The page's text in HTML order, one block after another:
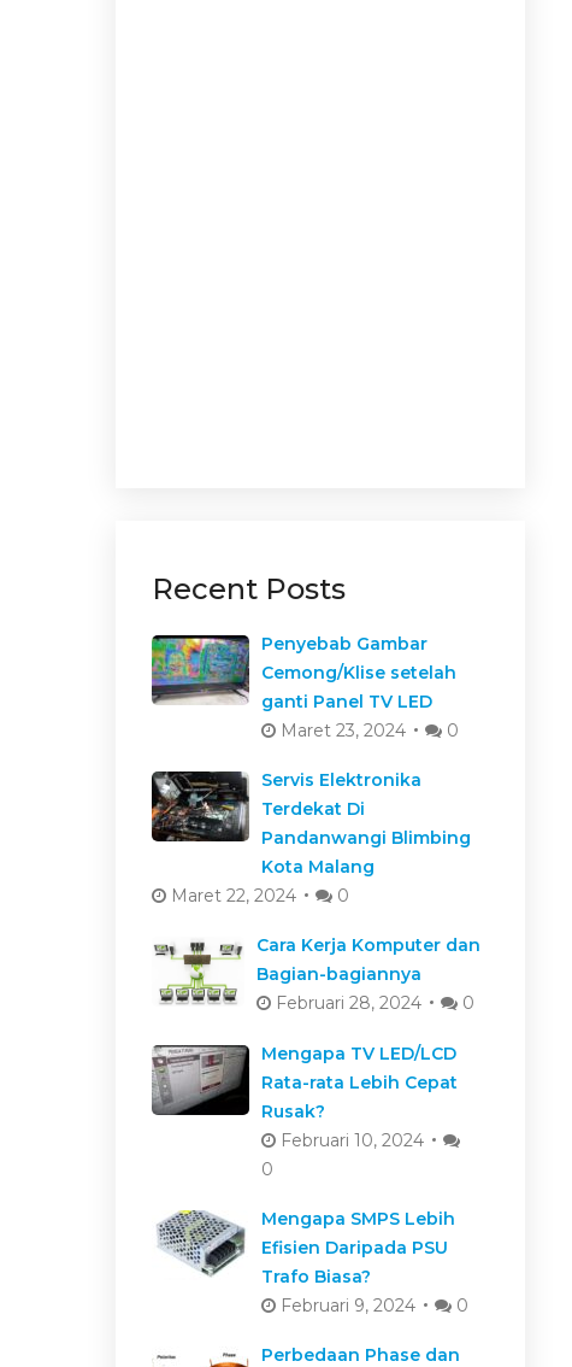
Recent Posts
Penyebab Gambar
Cemong/Klise setelah
ganti Panel TV LED
Maret 23, 2024
0
Servis Elektronika
Terdekat Di
Pandanwangi Blimbing
Kota Malang
Maret 22, 2024
0
Cara Kerja Komputer dan
Bagian-bagiannya
Februari 28, 2024
0
Mengapa TV LED/LCD
Rata-rata Lebih Cepat
Rusak?
Februari 10, 2024
0
Mengapa SMPS Lebih
Efisien Daripada PSU
Trafo Biasa?
Februari 9, 2024
0
Perbedaan Phase dan